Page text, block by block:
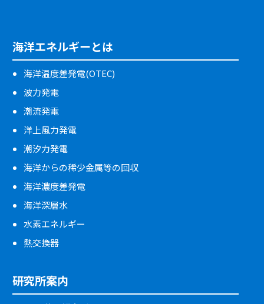
海洋エネルギーとは
海洋温度差発電(OTEC)
波力発電
潮流発電
洋上風力発電
潮汐力発電
海洋からの稀少金属等の回収
海洋濃度差発電
海洋深層水
水素エネルギー
熱交換器
研究所案内